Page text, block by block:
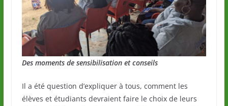
Des moments de sensibilisation et conseils
Il a été question d’expliquer à tous, comment les
élèves et étudiants devraient faire le choix de leurs